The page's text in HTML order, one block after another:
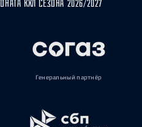
КХЛ СЕЗОНА 2026/2027
Генеральный партнёр